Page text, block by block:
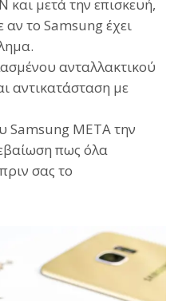
και μετά την επισκευή,
αν το Samsung έχει
ανταλλακτικού
αντικατάσταση με
Samsung ΜΕΤΑ την
πως όλα
σας το